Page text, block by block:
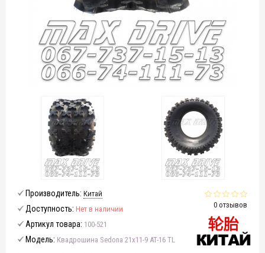
0 отзывов
Производитель: Китай
Доступность: Нет в наличии
Артикул товара: 100-521
Модель: Квадрошина Sedona 21x11-9 AT-16 TL